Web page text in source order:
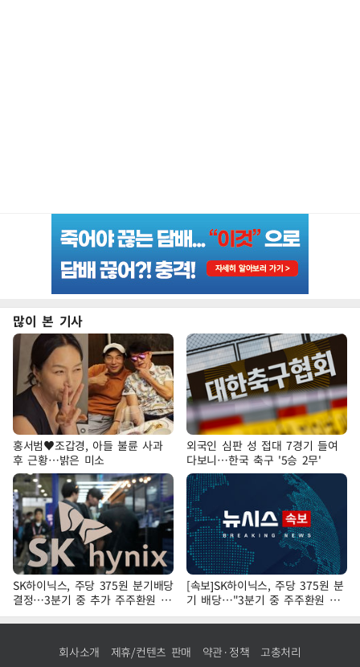
많이 본 기사
홍서범♥조갑경, 아들 불륜 사과
후 근황…밝은 미소
외국인 심판 성 접대 7경기 들여
다보니…한국 축구 '5승 2무'
SK하이닉스, 주당 375원 분기배당
결정…3분기 중 추가 주주환원 발
표
[속보]SK하이닉스, 주당 375원 분
기 배당…"3분기 중 주주환원 방
안 확정"
회사소개 제휴/컨텐츠 판매 약관·정책 고충처리